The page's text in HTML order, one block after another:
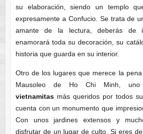
su elaboración, siendo un templo
expresamente a Confucio. Se trata de
amante de la lectura, deberás de
enamorará toda su decoración, su
historia que guarda en su interior.
Otro de los lugares que merece la
Mausoleo de Ho Chi Minh,
vietnamitasmás queridos por todos
cuenta con un monumento que
Con unos jardines extensos y
disfrutar de un lugar de culto. Si eres